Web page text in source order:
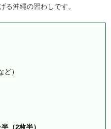
る沖縄の習わしです。
）
（2枚半）